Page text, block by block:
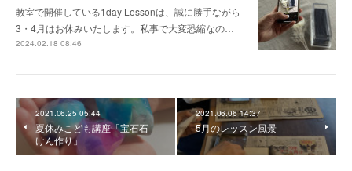
教室で開催している1day Lessonは、誠に勝手ながら
3・4月はお休みいたします。私事で大変恐縮なの…
2024.02.18 08:46
2021.06.25 05:44
夏休みこども講座「宝石石
けん作り」
2021.06.06 14:37
5月のレッスン風景